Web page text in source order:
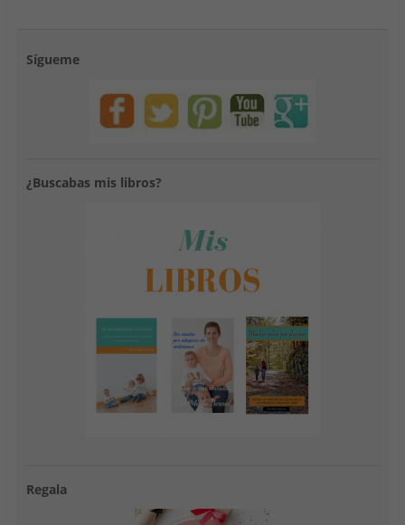
Sígueme
¿Buscabas mis libros?
Regala